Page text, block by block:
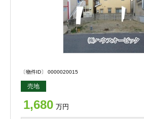
〔物件ID〕 0000020015
売地
1,680 万円